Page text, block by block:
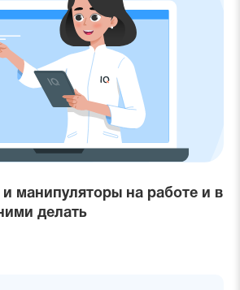
манипуляторы на работе и в
делать